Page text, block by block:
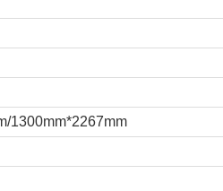
1300mm*2267mm